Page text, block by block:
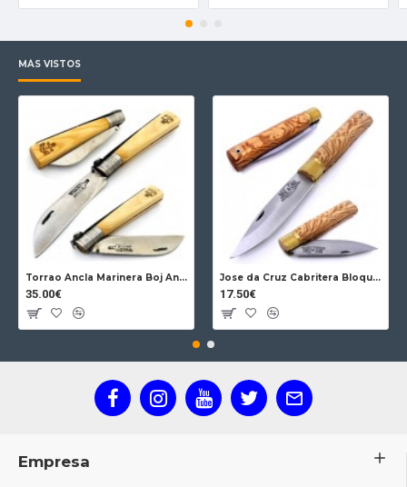
MÁS VISTOS
Torrao Ancla Marinera Boj Ancla Bloqueo
35.00€
Jose da Cruz Cabritera Bloqueo Encina Carbono
17.50€
Empresa